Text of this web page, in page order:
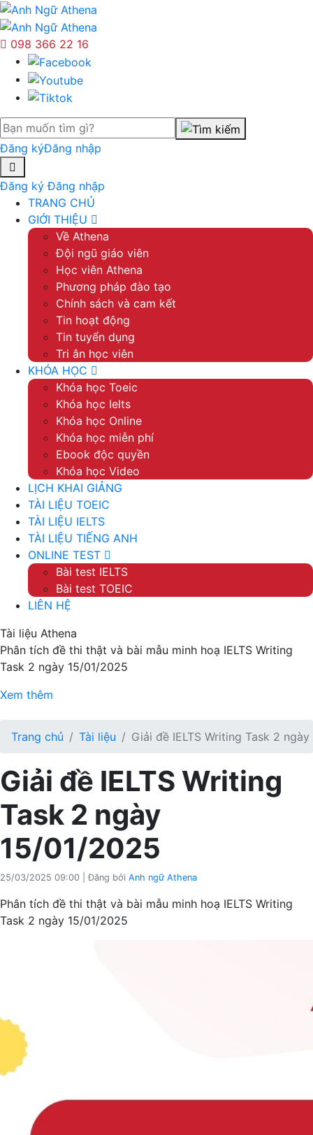
098 366 22 16
Đăng kýĐăng nhập
Đăng ký Đăng nhập
TRANG CHỦ
GIỚI THIỆU
Về Athena
Đội ngũ giáo viên
Học viên Athena
Phương pháp đào tạo
Chính sách và cam kết
Tin hoạt động
Tin tuyển dụng
Tri ân học viên
KHÓA HỌC
Khóa học Toeic
Khóa học Ielts
Khóa học Online
Khóa học miễn phí
Ebook độc quyền
Khóa học Video
LỊCH KHAI GIẢNG
TÀI LIỆU TOEIC
TÀI LIỆU IELTS
TÀI LIỆU TIẾNG ANH
ONLINE TEST
Bài test IELTS
Bài test TOEIC
LIÊN HỆ
Tài liệu Athena
Phân tích đề thi thật và bài mẫu minh hoạ IELTS Writing
Task 2 ngày 15/01/2025
Xem thêm
Trang chủ Tài liệu Giải đề IELTS Writing Task 2
Giải đề IELTS Writing
Task 2 ngày
15/01/2025
25/03/2025 09:00 Đăng bởi Anh ngữ Athena
Phân tích đề thi thật và bài mẫu minh hoạ IELTS Writing
Task 2 ngày 15/01/2025